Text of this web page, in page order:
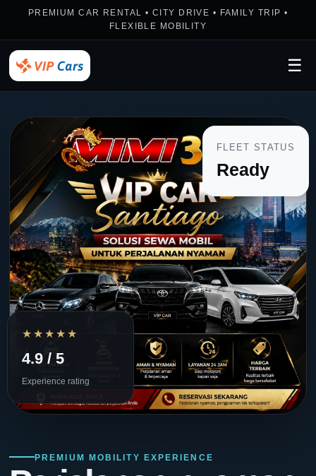
PREMIUM CAR RENTAL • CITY DRIVE • FAMILY TRIP •
FLEXIBLE MOBILITY
☰
PREMIUM MOBILITY EXPERIENCE
★★★★★
4.9 / 5
Experience rating
FLEET STATUS
Ready